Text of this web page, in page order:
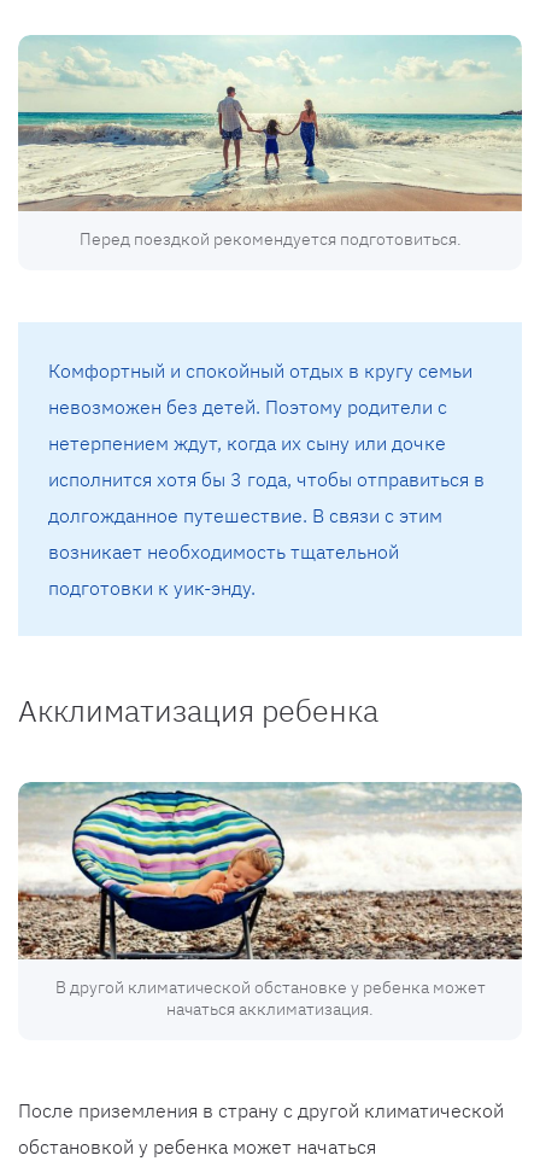
Перед поездкой рекомендуется подготовиться.
Комфортный и спокойный отдых в кругу семьи
невозможен без детей. Поэтому родители с
нетерпением ждут, когда их сыну или дочке
исполнится хотя бы 3 года, чтобы отправиться в
долгожданное путешествие. В связи с этим
возникает необходимость тщательной
подготовки к уик-энду.
Акклиматизация ребенка
В другой климатической обстановке у ребенка может
начаться акклиматизация.
После приземления в страну с другой климатической
обстановкой у ребенка может начаться